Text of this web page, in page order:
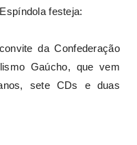
festeja:
da Confederação
Gaúcho, que vem
sete CDs e duas